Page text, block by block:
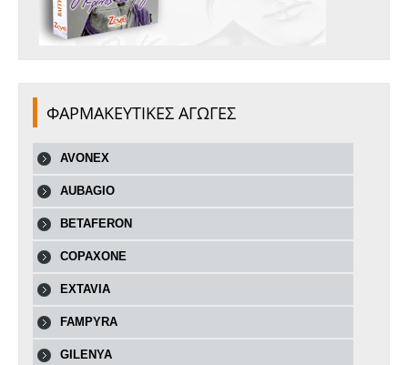
ΦΑΡΜΑΚΕΥΤΙΚΕΣ ΑΓΩΓΕΣ
AVONEX
AUBAGIO
BETAFERON
COPAXONE
EXTAVIA
FAMPYRA
GILENYA